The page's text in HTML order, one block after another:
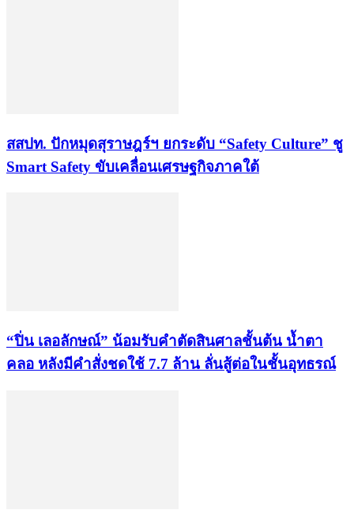
สสปท. ปักหมุดสุราษฎร์ฯ ยกระดับ “Safety Culture” ชู
Smart Safety ขับเคลื่อนเศรษฐกิจภาคใต้
“ปิ่น เลอลักษณ์” น้อมรับคำตัดสินศาลชั้นต้น น้ำตา
คลอ หลังมีคำสั่งชดใช้ 7.7 ล้าน ลั่นสู้ต่อในชั้นอุทธรณ์